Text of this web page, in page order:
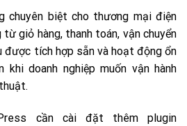
chuyên biệt cho thương mại điện
giỏ hàng, thanh toán, vận chuyển
được tích hợp sẵn và hoạt động ổn
doanh nghiệp muốn vận hành
cần cài đặt thêm plugin